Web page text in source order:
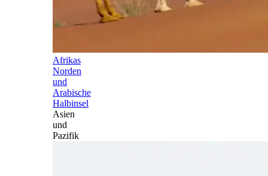
Afrikas
Norden
und
Arabische
Halbinsel
Asien
und
Pazifik